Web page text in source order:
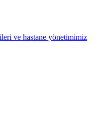
ve hastane yönetimimiz